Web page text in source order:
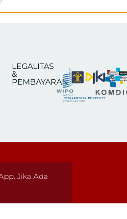
LEGALITAS
&
PEMBAYARAN
Jika Ada